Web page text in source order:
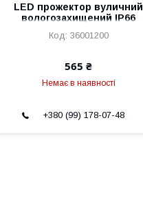
LED прожектор вуличний
вологозахищений IP66
білий із датчиком руху
36001200
565 ₴
Немає в наявності
+380 (99) 178-07-48